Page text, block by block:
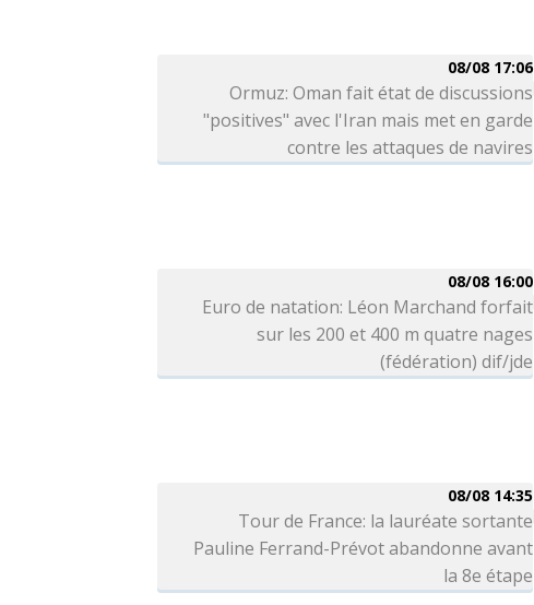
08/08 17:06
Ormuz: Oman fait état de discussions
"positives" avec l'Iran mais met en garde
contre les attaques de navires
08/08 16:00
Euro de natation: Léon Marchand forfait
sur les 200 et 400 m quatre nages
(fédération) dif/jde
08/08 14:35
Tour de France: la lauréate sortante
Pauline Ferrand-Prévot abandonne avant
la 8e étape